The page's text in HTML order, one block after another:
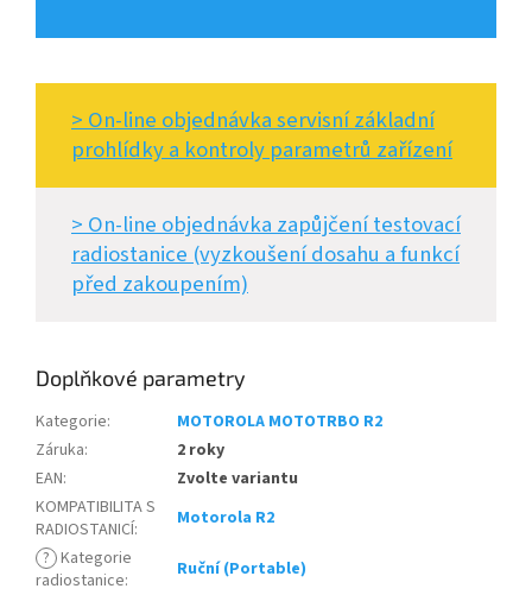
> On-line objednávka servisní základní
prohlídky a kontroly parametrů zařízení
> On-line objednávka zapůjčení testovací
radiostanice (vyzkoušení dosahu a funkcí
před zakoupením)
Doplňkové parametry
Kategorie:
MOTOROLA MOTOTRBO R2
Záruka:
2 roky
EAN:
Zvolte variantu
KOMPATIBILITA S
RADIOSTANICÍ:
Motorola R2
? Kategorie
radiostanice:
Ruční (Portable)